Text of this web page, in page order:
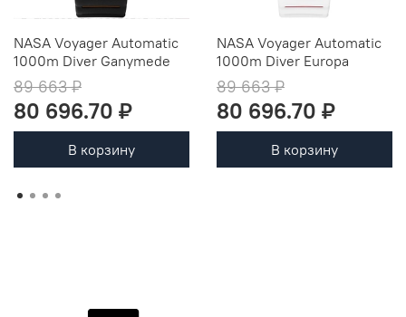
NASA Voyager Automatic
1000m Diver Ganymede
89 663 ₽
80 696.70 ₽
В корзину
NASA Voyager Automatic
1000m Diver Europa
89 663 ₽
80 696.70 ₽
В корзину